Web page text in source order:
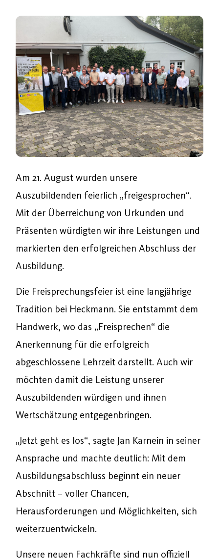
Am 21. August wurden unsere
Auszubildenden feierlich „freigesprochen“.
Mit der Überreichung von Urkunden und
Präsenten würdigten wir ihre Leistungen und
markierten den erfolgreichen Abschluss der
Ausbildung.
Die Freisprechungsfeier ist eine langjährige
Tradition bei Heckmann. Sie entstammt dem
Handwerk, wo das „Freisprechen“ die
Anerkennung für die erfolgreich
abgeschlossene Lehrzeit darstellt. Auch wir
möchten damit die Leistung unserer
Auszubildenden würdigen und ihnen
Wertschätzung entgegenbringen.
„Jetzt geht es los“, sagte Jan Karnein in seiner
Ansprache und machte deutlich: Mit dem
Ausbildungsabschluss beginnt ein neuer
Abschnitt – voller Chancen,
Herausforderungen und Möglichkeiten, sich
weiterzuentwickeln.
Unsere neuen Fachkräfte sind nun offiziell